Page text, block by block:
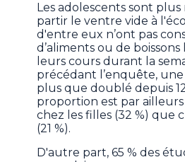
Les adolescents sont
partir le ventre vide à
d'entre eux n’ont pas
d’aliments ou de
leurs cours durant la
précédant l’enquête,
plus que doublé depuis
proportion est par
chez les filles (32 %) que
(21 %).
D'autre part, 65 % des